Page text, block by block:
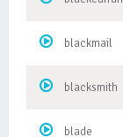
blackmail
blacksmith
blade